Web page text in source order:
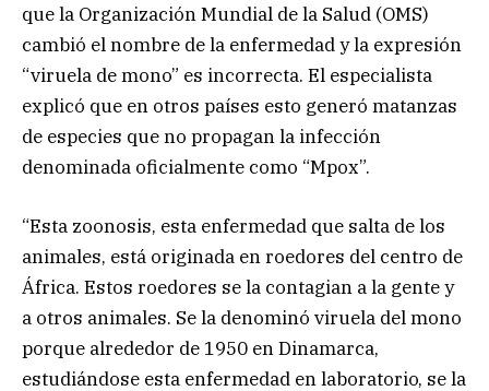
que la Organización Mundial de la Salud (OMS)
cambió el nombre de la enfermedad y la expresión
“viruela de mono” es incorrecta. El especialista
explicó que en otros países esto generó matanzas
de especies que no propagan la infección
denominada oficialmente como “Mpox”.
“Esta zoonosis, esta enfermedad que salta de los
animales, está originada en roedores del centro de
África. Estos roedores se la contagian a la gente y
a otros animales. Se la denominó viruela del mono
porque alrededor de 1950 en Dinamarca,
estudiándose esta enfermedad en laboratorio, se la